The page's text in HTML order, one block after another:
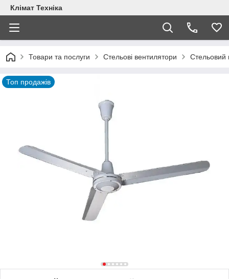
Клімат Техніка
Товари та послуги Стельові вентилятори Стельовий
Топ продажів